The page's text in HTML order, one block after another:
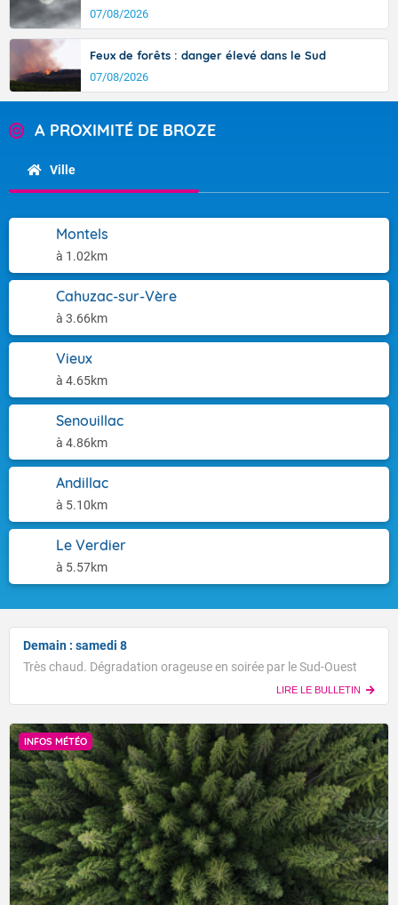
07/08/2026
Feux de forêts : danger élevé dans le Sud
07/08/2026
A PROXIMITÉ DE BROZE
Ville
Montels
à 1.02km
Cahuzac-sur-Vère
à 3.66km
Vieux
à 4.65km
Senouillac
à 4.86km
Andillac
à 5.10km
Le Verdier
à 5.57km
Demain : samedi 8
Très chaud. Dégradation orageuse en soirée par le Sud-Ouest
LIRE LE BULLETIN
INFOS MÉTÉO